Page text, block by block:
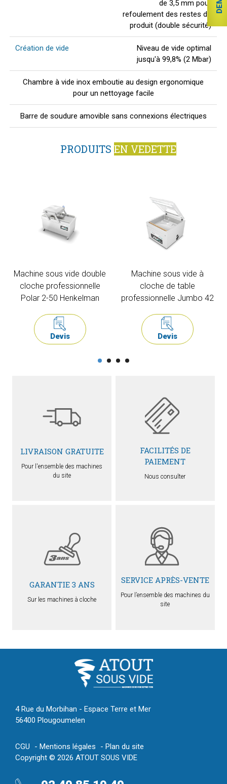
de 3,5 mm pour
refoulement des restes de
produit (double sécurité)
Création de vide
Niveau de vide optimal
jusqu'à 99,8% (2 Mbar)
Chambre à vide inox emboutie au design ergonomique
pour un nettoyage facile
Barre de soudure amovible sans connexions électriques
PRODUITSEN VEDETTE
Machine sous vide double
cloche professionnelle
Polar 2-50 Henkelman
Devis
Machine sous vide à
cloche de table
professionnelle Jumbo 42
Devis
LIVRAISON GRATUITE
Pour l'ensemble des machines
du site
FACILITÉS DE
PAIEMENT
Nous consulter
GARANTIE 3 ANS
Sur les machines à cloche
SERVICE APRÈS-VENTE
Pour l’ensemble des machines du
site
4 Rue du Morbihan - Espace Terre et Mer
56400 Plougoumelen
CGU Mentions légales
Plan du site
Copyright © 2026 ATOUT SOUS VIDE